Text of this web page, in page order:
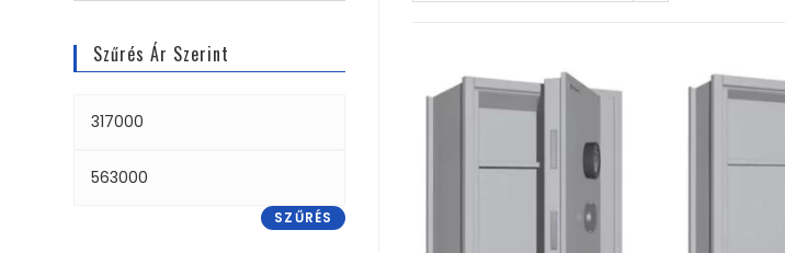
Szűrés Ár Szerint
SZŰRÉS